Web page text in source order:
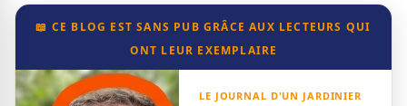
📖 CE BLOG EST SANS PUB GRÂCE AUX LECTEURS QUI
ONT LEUR EXEMPLAIRE
LE JOURNAL D'UN JARDINIER